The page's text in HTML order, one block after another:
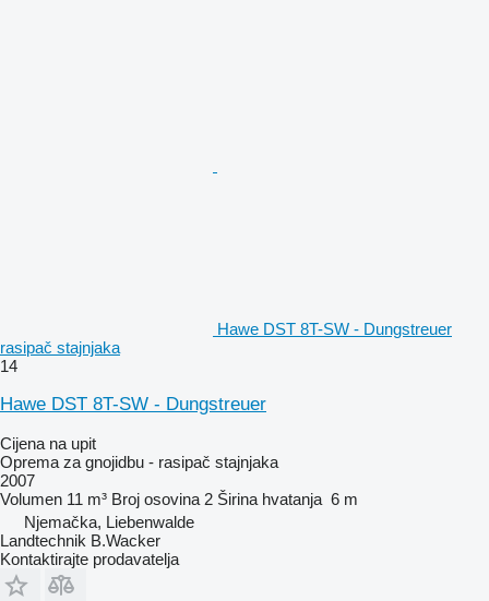
Hawe DST 8T-SW - Dungstreuer
rasipač stajnjaka
14
Hawe DST 8T-SW - Dungstreuer
Cijena na upit
Oprema za gnojidbu - rasipač stajnjaka
2007
Volumen 11 m³ Broj osovina 2 Širina hvatanja 6 m
Njemačka, Liebenwalde
Landtechnik B.Wacker
Kontaktirajte prodavatelja